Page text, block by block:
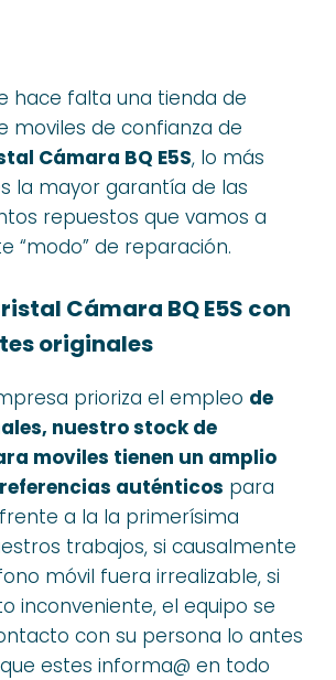
hace falta una tienda de
moviles de confianza de
Cámara BQ E5S, lo más
la mayor garantía de las
repuestos que vamos a
“modo” de reparación.
Cámara BQ E5S con
originales
prioriza el empleo de
nuestro stock de
moviles tienen un amplio
auténticos para
a la la primerísima
trabajos, si causalmente
móvil fuera irrealizable, si
inconveniente, el equipo se
con su persona lo antes
estes informa@ en todo